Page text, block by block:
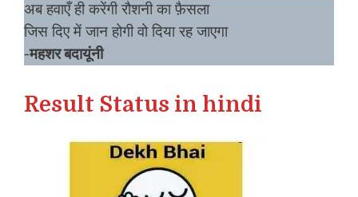
अब हवाएँ ही करेंगी रौशनी का फ़ैसला
जिस दिए में जान होगी वो दिया रह जाएगा
-महशर बदायूंनी
Result Status in hindi